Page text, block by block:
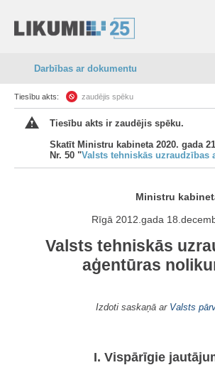
Darbības ar dokumentu
Tiesību akts: zaudējis spēku
Tiesību akts ir zaudējis spēku.
Skatīt Ministru kabineta 2020. gada
Nr. 50 "Valsts tehniskās uzraudzības
Ministru
Rīgā 2012.gada
Valsts tehniskās
aģentūras
Izdoti saskaņā ar Valsts
I. Vispārīgie